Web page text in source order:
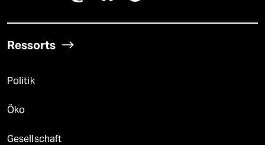
Ressorts
Politik
Öko
Gesellschaft